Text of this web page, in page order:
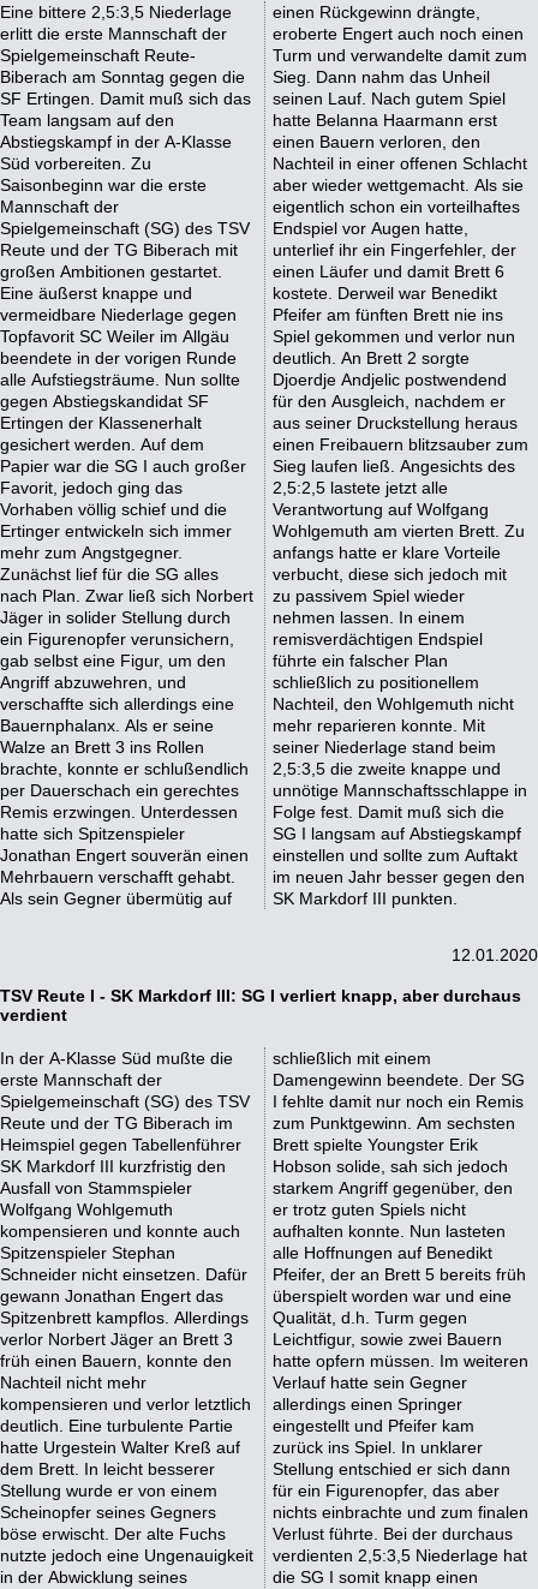
Eine bittere 2,5:3,5 Niederlage
erlitt die erste Mannschaft der
Spielgemeinschaft Reute-
Biberach am Sonntag gegen die
SF Ertingen. Damit muß sich das
Team langsam auf den
Abstiegskampf in der A-Klasse
Süd vorbereiten. Zu
Saisonbeginn war die erste
Mannschaft der
Spielgemeinschaft (SG) des TSV
Reute und der TG Biberach mit
großen Ambitionen gestartet.
Eine äußerst knappe und
vermeidbare Niederlage gegen
Topfavorit SC Weiler im Allgäu
beendete in der vorigen Runde
alle Aufstiegsträume. Nun sollte
gegen Abstiegskandidat SF
Ertingen der Klassenerhalt
gesichert werden. Auf dem
Papier war die SG I auch großer
Favorit, jedoch ging das
Vorhaben völlig schief und die
Ertinger entwickeln sich immer
mehr zum Angstgegner.
Zunächst lief für die SG alles
nach Plan. Zwar ließ sich Norbert
Jäger in solider Stellung durch
ein Figurenopfer verunsichern,
gab selbst eine Figur, um den
Angriff abzuwehren, und
verschaffte sich allerdings eine
Bauernphalanx. Als er seine
Walze an Brett 3 ins Rollen
brachte, konnte er schlußendlich
per Dauerschach ein gerechtes
Remis erzwingen. Unterdessen
hatte sich Spitzenspieler
Jonathan Engert souverän einen
Mehrbauern verschafft gehabt.
Als sein Gegner übermütig auf
einen Rückgewinn drängte,
eroberte Engert auch noch einen
Turm und verwandelte damit zum
Sieg. Dann nahm das Unheil
seinen Lauf. Nach gutem Spiel
hatte Belanna Haarmann erst
einen Bauern verloren, den
Nachteil in einer offenen Schlacht
aber wieder wettgemacht. Als sie
eigentlich schon ein vorteilhaftes
Endspiel vor Augen hatte,
unterlief ihr ein Fingerfehler, der
einen Läufer und damit Brett 6
kostete. Derweil war Benedikt
Pfeifer am fünften Brett nie ins
Spiel gekommen und verlor nun
deutlich. An Brett 2 sorgte
Djoerdje Andjelic postwendend
für den Ausgleich, nachdem er
aus seiner Druckstellung heraus
einen Freibauern blitzsauber zum
Sieg laufen ließ. Angesichts des
2,5:2,5 lastete jetzt alle
Verantwortung auf Wolfgang
Wohlgemuth am vierten Brett. Zu
anfangs hatte er klare Vorteile
verbucht, diese sich jedoch mit
zu passivem Spiel wieder
nehmen lassen. In einem
remisverdächtigen Endspiel
führte ein falscher Plan
schließlich zu positionellem
Nachteil, den Wohlgemuth nicht
mehr reparieren konnte. Mit
seiner Niederlage stand beim
2,5:3,5 die zweite knappe und
unnötige Mannschaftsschlappe in
Folge fest. Damit muß sich die
SG I langsam auf Abstiegskampf
einstellen und sollte zum Auftakt
im neuen Jahr besser gegen den
SK Markdorf III punkten.
12.01.2020
TSV Reute I - SK Markdorf III: SG I verliert knapp, aber durchaus
verdient
In der A-Klasse Süd mußte die
erste Mannschaft der
Spielgemeinschaft (SG) des TSV
Reute und der TG Biberach im
Heimspiel gegen Tabellenführer
SK Markdorf III kurzfristig den
Ausfall von Stammspieler
Wolfgang Wohlgemuth
kompensieren und konnte auch
Spitzenspieler Stephan
Schneider nicht einsetzen. Dafür
gewann Jonathan Engert das
Spitzenbrett kampflos. Allerdings
verlor Norbert Jäger an Brett 3
früh einen Bauern, konnte den
Nachteil nicht mehr
kompensieren und verlor letztlich
deutlich. Eine turbulente Partie
hatte Urgestein Walter Kreß auf
dem Brett. In leicht besserer
Stellung wurde er von einem
Scheinopfer seines Gegners
böse erwischt. Der alte Fuchs
nutzte jedoch eine Ungenauigkeit
in der Abwicklung seines
schließlich mit einem
Damengewinn beendete. Der SG
I fehlte damit nur noch ein Remis
zum Punktgewinn. Am sechsten
Brett spielte Youngster Erik
Hobson solide, sah sich jedoch
starkem Angriff gegenüber, den
er trotz guten Spiels nicht
aufhalten konnte. Nun lasteten
alle Hoffnungen auf Benedikt
Pfeifer, der an Brett 5 bereits früh
überspielt worden war und eine
Qualität, d.h. Turm gegen
Leichtfigur, sowie zwei Bauern
hatte opfern müssen. Im weiteren
Verlauf hatte sein Gegner
allerdings einen Springer
eingestellt und Pfeifer kam
zurück ins Spiel. In unklarer
Stellung entschied er sich dann
für ein Figurenopfer, das aber
nichts einbrachte und zum finalen
Verlust führte. Bei der durchaus
verdienten 2,5:3,5 Niederlage hat
die SG I somit knapp einen